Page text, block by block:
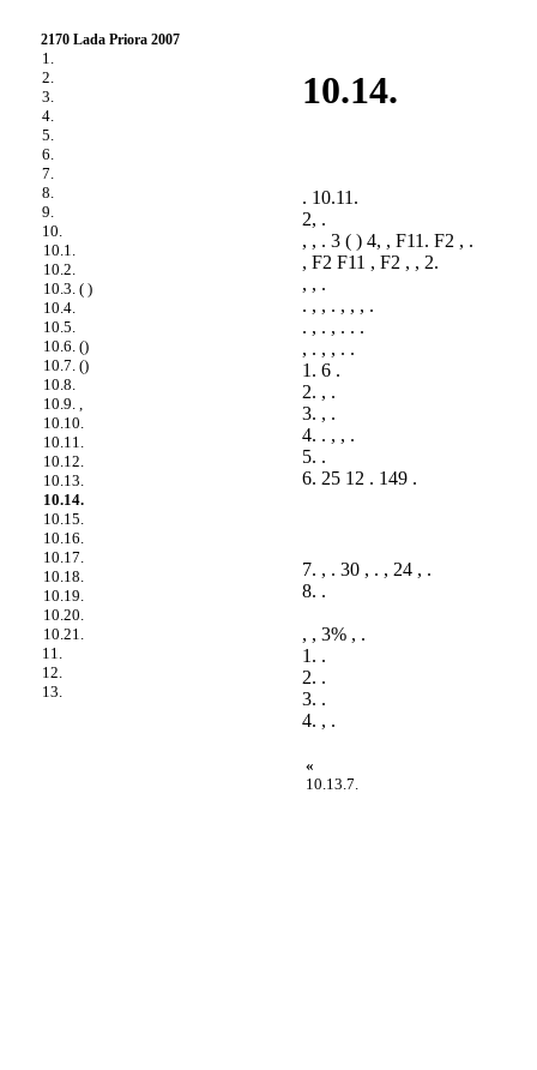
2170 Lada Priora 2007
1.
2.
3.
4.
5.
6.
7.
8.
9.
10.
10.1.
10.2.
10.3. ( )
10.4.
10.5.
10.6. ()
10.7. ()
10.8.
10.9. ,
10.10.
10.11.
10.12.
10.13.
10.14.
10.15.
10.16.
10.17.
10.18.
10.19.
10.20.
10.21.
11.
12.
13.
10.14.
. 10.11 .
2, .
, , . 3 ( ) 4, , F11. F2 , .
, F2 F11 , F2 , , 2.
, , .
. , , . , , , .
. , . , . . .
, . , , . .
1. 6 .
2. , .
3. , .
4. . , , .
5. .
6. 25 12 . 149 .
7. , . 30 , . , 24 , .
8. .
, , 3% , .
1. .
2. .
3. .
4. , .
«
10.13.7.